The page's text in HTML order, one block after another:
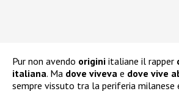
Pur non avendo origini italiane il rapper
italiana. Ma dove viveva e dove vive
sempre vissuto tra la periferia milanese